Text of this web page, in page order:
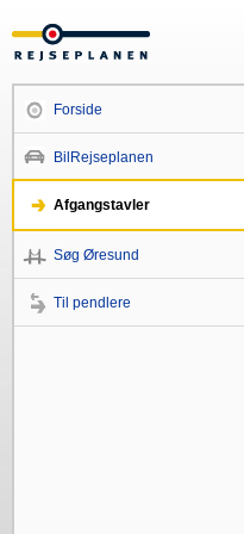
Forside
BilRejseplanen
Afgangstavler
Søg Øresund
Til pendlere